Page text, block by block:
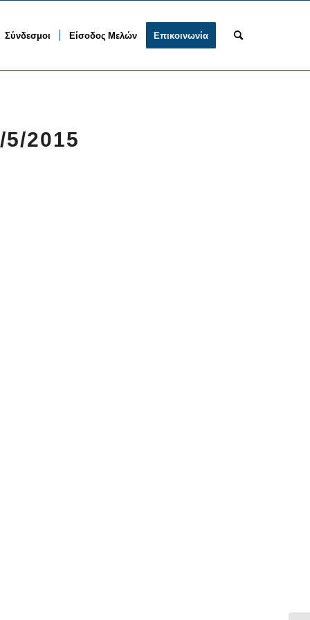
Σύνδεσμοι Είσοδος Μελών Επικοινωνία
2015